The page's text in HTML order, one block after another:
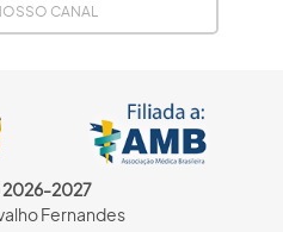
CANAL
2026-2027
Fernandes